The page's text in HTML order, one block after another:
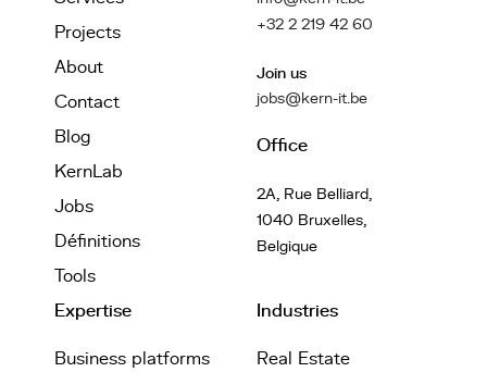
Projects
About
Contact
Blog
KernLab
Jobs
Définitions
Tools
+32 2 219 42 60
Join us
jobs@kern-it.be
Office
2A, Rue Belliard,
1040 Bruxelles,
Belgique
Expertise
Business platforms
Industries
Real Estate